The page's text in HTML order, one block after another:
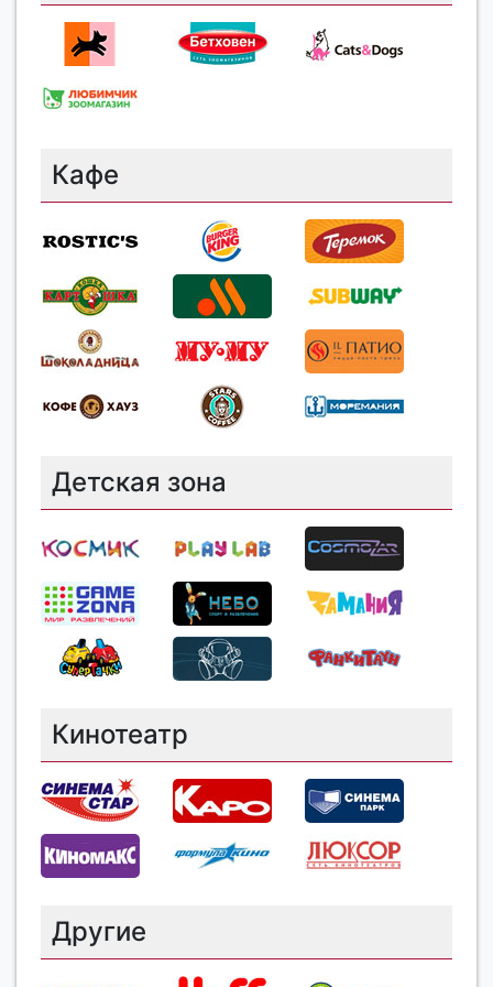
Кафе
Детская зона
Кинотеатр
Другие